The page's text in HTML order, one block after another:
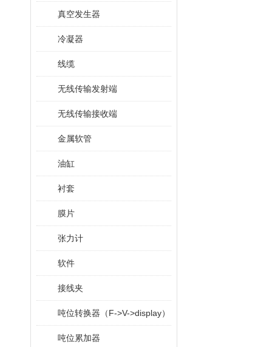
真空发生器
冷凝器
线缆
无线传输发射端
无线传输接收端
金属软管
油缸
衬套
膜片
张力计
软件
接线夹
吨位转换器（F->V->display）
吨位累加器